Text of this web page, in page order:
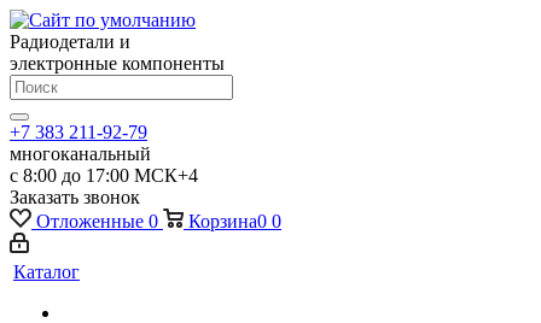
Радиодетали и
электронные компоненты
+7 383 211-92-79
многоканальный
с 8:00 до 17:00 МСК+4
Заказать звонок
Отложенные 0 Корзина0 0
Каталог